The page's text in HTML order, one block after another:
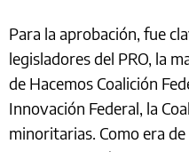
Para la aprobación, fue
legisladores del PRO, la
de Hacemos Coalición
Innovación Federal, la
minoritarias. Como era